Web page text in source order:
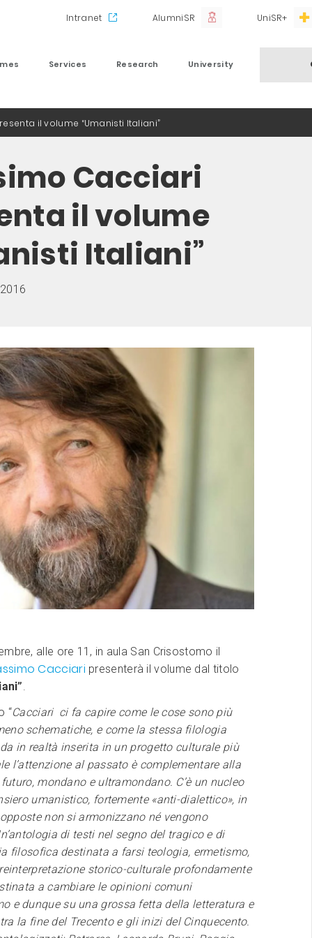
Intranet AlumniSR UniSR+
Services Research University
il volume “Umanisti Italiani”
Cacciari
il volume
Italiani”
alle ore 11, in aula San Crisostomo il
Cacciari presenterà il volume dal titolo
.
“Cacciari ci fa capire come le cose sono più
schematiche, e come la stessa filologia
in realtà inserita in un progetto culturale più
l’attenzione al passato è complementare alla
mondano e ultramondano. C’è un nucleo
umanistico, fortemente «anti-dialettico», in
non si armonizzano né vengono
di testi nel segno del tragico e di
filosofica destinata a farsi teologia, ermetismo,
storico-culturale profondamente
a cambiare le opinioni comuni
e dunque su una grossa fetta della letteratura e
la fine del Trecento e gli inizi del Cinquecento.